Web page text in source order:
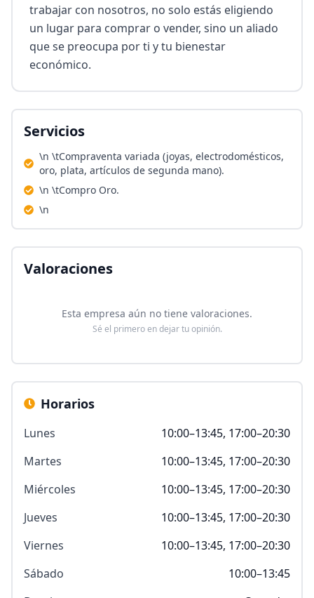
trabajar con nosotros, no solo estás eligiendo
un lugar para comprar o vender, sino un aliado
que se preocupa por ti y tu bienestar
económico.
Servicios
\n \tCompraventa variada (joyas, electrodomésticos,
oro, plata, artículos de segunda mano).
\n \tCompro Oro.
\n
Valoraciones
Esta empresa aún no tiene valoraciones.
Sé el primero en dejar tu opinión.
Horarios
Lunes
10:00–13:45, 17:00–20:30
Martes
10:00–13:45, 17:00–20:30
Miércoles
10:00–13:45, 17:00–20:30
Jueves
10:00–13:45, 17:00–20:30
Viernes
10:00–13:45, 17:00–20:30
Sábado
10:00–13:45